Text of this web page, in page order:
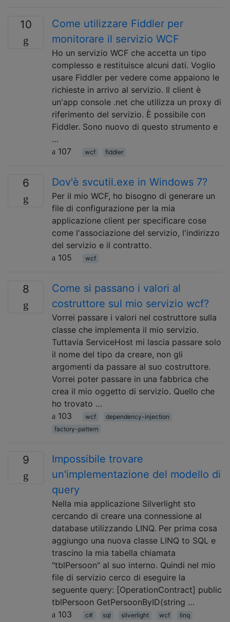
10
Come utilizzare Fiddler per
monitorare il servizio WCF
Ho un servizio WCF che accetta un tipo
complesso e restituisce alcuni dati. Voglio
usare Fiddler per vedere come appaiono le
richieste in arrivo al servizio. Il client è
un'app console .net che utilizza un proxy di
riferimento del servizio. È possibile con
Fiddler. Sono nuovo di questo strumento e
…
107
wcf fiddler
6 Dov'è svcutil.exe in Windows 7?
Per il mio WCF, ho bisogno di generare un
file di configurazione per la mia
applicazione client per specificare cose
come l'associazione del servizio, l'indirizzo
del servizio e il contratto.
105
wcf
8
Come si passano i valori al
costruttore sul mio servizio wcf?
Vorrei passare i valori nel costruttore sulla
classe che implementa il mio servizio.
Tuttavia ServiceHost mi lascia passare solo
il nome del tipo da creare, non gli
argomenti da passare al suo costruttore.
Vorrei poter passare in una fabbrica che
crea il mio oggetto di servizio. Quello che
ho trovato …
103
wcf
dependency-injection
factory-pattern
9
Impossibile trovare
un'implementazione del modello di
query
Nella mia applicazione Silverlight sto
cercando di creare una connessione al
database utilizzando LINQ. Per prima cosa
aggiungo una nuova classe LINQ to SQL e
trascino la mia tabella chiamata
"tblPersoon" al suo interno. Quindi nel mio
file di servizio cerco di eseguire la
seguente query: [OperationContract] public
tblPersoon GetPersoonByID(string …
103
c# sql silverlight wcf linq